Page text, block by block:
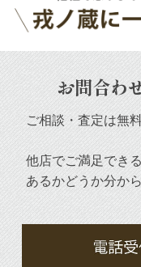
お問合わ
ご相談・査定は無
他店でご満足でき
あるかどうか分か